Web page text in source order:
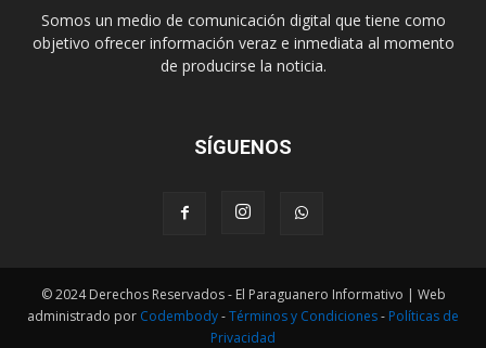
Somos un medio de comunicación digital que tiene como
objetivo ofrecer información veraz e inmediata al momento
de producirse la noticia.
SÍGUENOS
© 2024 Derechos Reservados - El Paraguanero Informativo | Web
administrado por Codembody-Términos y Condiciones- Políticas de
Privacidad